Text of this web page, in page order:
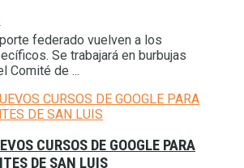
federado vuelven a los
Se trabajará en burbujas
Comité de ...
CURSOS DE GOOGLE PARA
DE SAN LUIS